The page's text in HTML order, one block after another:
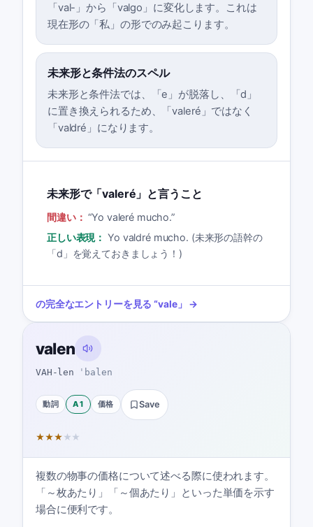
「val-」から「valgo」に変化します。これは
現在形の「私」の形でのみ起こります。
未来形と条件法のスペル
未来形と条件法では、「e」が脱落し、「d」
に置き換えられるため、「valeré」ではなく
「valdré」になります。
未来形で「valeré」と言うこと
間違い： “Yo valeré mucho.”
正しい表現： Yo valdré mucho. (未来形の語幹の
「d」を覚えておきましょう！)
の完全なエントリーを見る “vale」 →
valen
VAH-len ˈbalen
動詞 A1 価格 Save
★★★ ★ ★
複数の物事の価格について述べる際に使われます。
「～枚あたり」「～個あたり」といった単価を示す
場合に便利です。